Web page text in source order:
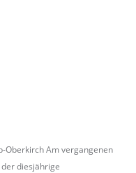
Oberkirch Am vergangenen
diesjährige